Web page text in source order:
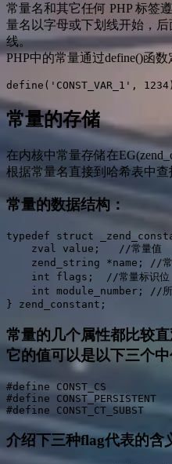
常量名和其它任何 PHP 标签
量名以字母或下划线开始，
线。
PHP中的常量通过define()函数
define('CONST_VAR_1',
常量的存储
在内核中常量存储在
根据常量名直接到哈希表中
常量的数据结构：
typedef struct
    zval value;   //常量值
zend_string *name; //常
    int flags;  //常量标识位
int module_number; //所
} zend_constant;
常量的几个属性都比较
它的值可以是以下三个中
#define CONST_CS
#define
#define
介绍下三种flag代表的含